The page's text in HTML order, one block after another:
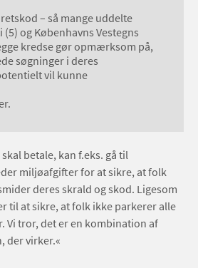
– så mange uddelte
og Københavns Vestegns
kredse gør opmærksom på,
søgninger i deres
vil kunne
betale, kan f.eks. gå til
miljøafgifter for at sikre, at folk
deres skrald og skod. Ligesom
til at sikre, at folk ikke parkerer alle
Vi tror, det er en kombination af
der virker.«